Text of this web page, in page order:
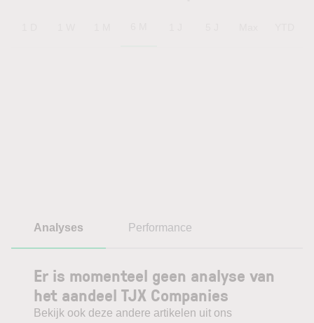
Analyses Performance
Er is momenteel geen analyse van
het aandeel TJX Companies
Bekijk ook deze andere artikelen uit ons